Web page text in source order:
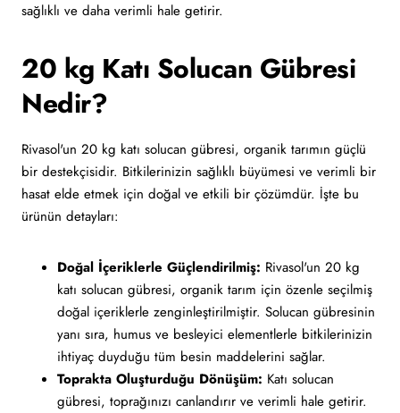
sağlıklı ve daha verimli hale getirir.
20 kg Katı Solucan Gübresi
Nedir?
Rivasol'un 20 kg katı solucan gübresi, organik tarımın güçlü
bir destekçisidir. Bitkilerinizin sağlıklı büyümesi ve verimli bir
hasat elde etmek için doğal ve etkili bir çözümdür. İşte bu
ürünün detayları:
Doğal İçeriklerle Güçlendirilmiş: Rivasol'un 20 kg
katı solucan gübresi, organik tarım için özenle seçilmiş
doğal içeriklerle zenginleştirilmiştir. Solucan gübresinin
yanı sıra, humus ve besleyici elementlerle bitkilerinizin
ihtiyaç duyduğu tüm besin maddelerini sağlar.
Toprakta Oluşturduğu Dönüşüm: Katı solucan
gübresi, toprağınızı canlandırır ve verimli hale getirir.